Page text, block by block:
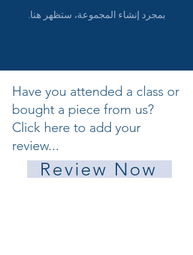
بمجرد إنشاء المجموعة، ستظهر هنا.
Have you attended a class or
bought a piece from us?
Click here to add your
review...
Review Now